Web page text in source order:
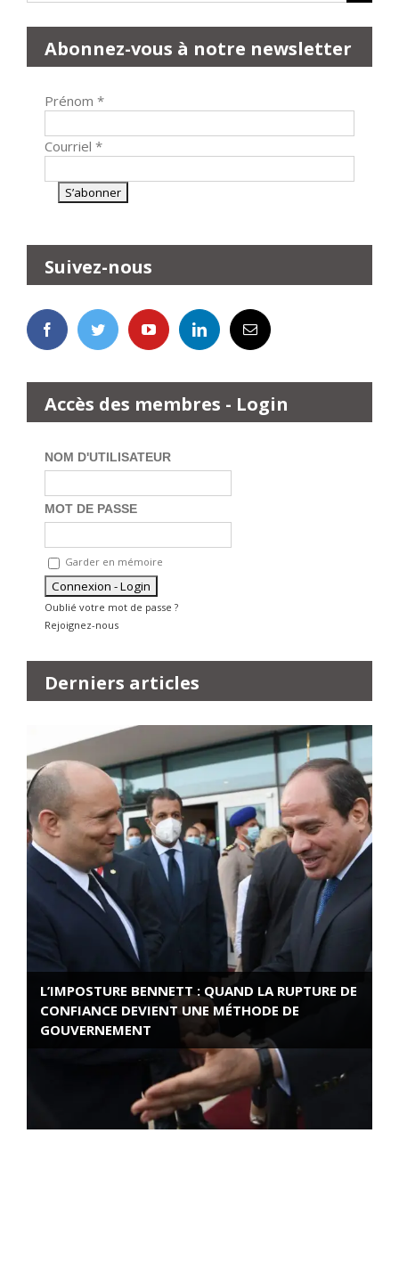
Abonnez-vous à notre newsletter
Prénom *
Courriel *
Suivez-nous
Accès des membres - Login
NOM D'UTILISATEUR
MOT DE PASSE
Garder en mémoire
Oublié votre mot de passe ?
Rejoignez-nous
Derniers articles
L’IMPOSTURE BENNETT : QUAND LA RUPTURE DE
CONFIANCE DEVIENT UNE MÉTHODE DE
GOUVERNEMENT
ROSE VALLAND, HEROÏNE DE LA RESISTANCE